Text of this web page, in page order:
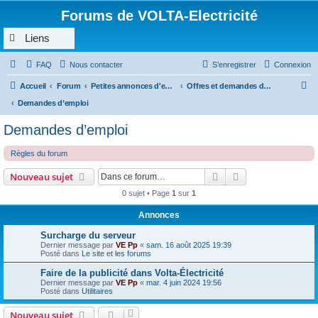
Forums de VOLTA-Electricité
Liens
FAQ Nous contacter Connexion
S’enregistrer
Accueil Forum Petites annonces d'emploi, de demande de prestations, sous traitance...
Offres et demandes d’emploi, prestations, sous traitance en rapport avec l’électricité
Demandes d’emploi
h
Demandes d’emploi
Règles du forum
Nouveau sujet Rechercher
0 sujet • Page 1 sur 1
Annonces
Surcharge du serveur
Dernier message par VE Pp « sam. 16 août 2025 19:39
Posté dans Le site et les forums
Faire de la publicité dans Volta-Électricité
Dernier message par VE Pp « mar. 4 juin 2024 19:56
Posté dans Utilitaires
Nouveau sujet